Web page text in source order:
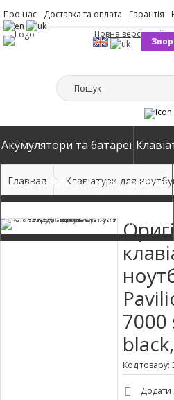
Про нас Доставка та оплата Гарантія
Повна версія сайту
Акумулятори та батареї
Блоки живлення для ноутбуків
Автомобільні зарядні пристрої
Главная Клавіатури для
7000
Код товару:
Додати